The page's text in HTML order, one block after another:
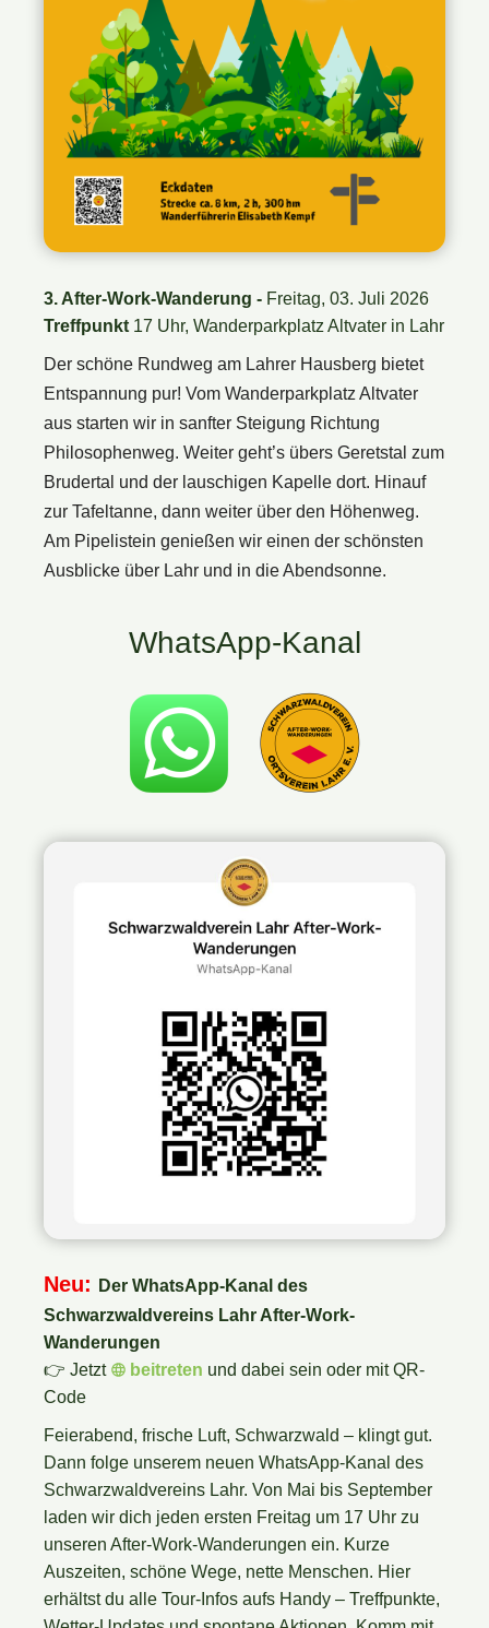
3. After-Work-Wanderung - Freitag, 03. Juli 2026
Treffpunkt 17 Uhr, Wanderparkplatz Altvater in Lahr
Der schöne Rundweg am Lahrer Hausberg bietet
Entspannung pur! Vom Wanderparkplatz Altvater
aus starten wir in sanfter Steigung Richtung
Philosophenweg. Weiter geht’s übers Geretstal zum
Brudertal und der lauschigen Kapelle dort. Hinauf
zur Tafeltanne, dann weiter über den Höhenweg.
Am Pipelistein genießen wir einen der schönsten
Ausblicke über Lahr und in die Abendsonne.
WhatsApp-Kanal
Neu:
Der WhatsApp-Kanal des
Schwarzwaldvereins Lahr After-Work-
Wanderungen
👉 Jetzt beitreten und dabei sein oder mitQR-
Code
Feierabend, frische Luft, Schwarzwald – klingt gut.
Dann folge unserem neuen WhatsApp-Kanal des
Schwarzwaldvereins Lahr. Von Mai bis September
laden wir dich jeden ersten Freitag um 17 Uhr zu
unseren After-Work-Wanderungen ein. Kurze
Auszeiten, schöne Wege, nette Menschen. Hier
erhältst du alle Tour‑Infos aufs Handy – Treffpunkte,